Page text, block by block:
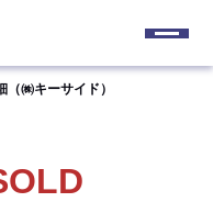
（㈱キーサイド）